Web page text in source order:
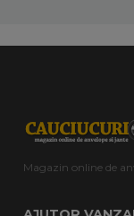
Magazin online de